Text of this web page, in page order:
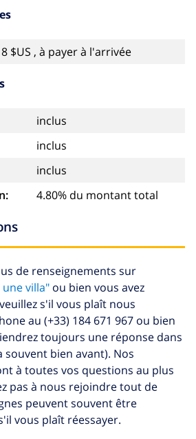
$US , à payer à l'arrivée
inclus
inclus
inclus
4.80% du montant total
de renseignements sur
villa" ou bien vous avez
veuillez s'il vous plaît nous
au (+33) 184 671 967 ou bien
toujours une réponse dans
souvent bien avant). Nos
à toutes vos questions au plus
pas à nous rejoindre tout de
peuvent souvent être
vous plaît réessayer.